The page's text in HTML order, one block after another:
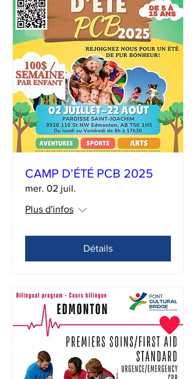
CAMP D’ÉTÉ PCB 2025
mer. 02 juil.
Plus d'infos
Détails